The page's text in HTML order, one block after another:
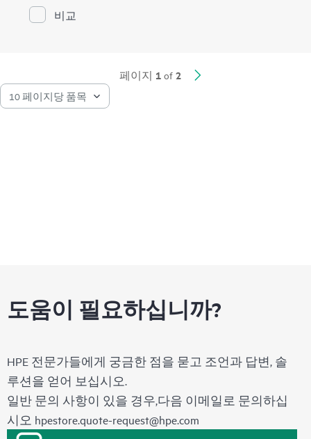
비교
페이지 1of 2
도움이 필요하십니까?
HPE 전문가들에게 궁금한 점을 묻고 조언과 답변, 솔
루션을 얻어 보십시오.
일반 문의 사항이 있을 경우,다음 이메일로 문의하십
시오 hpestore.quote-request@hpe.com